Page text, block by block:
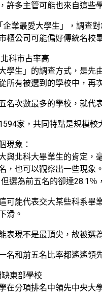
許多主管可能也來自這些
業最愛大學生」，調查
櫃公司可能偏好傳統名校
科市占率高
學生」的調查方式，是先
所有被選到的學校中，再
名次數最多的學校，就代
家，共同特點是規模
現象：
與北科大畢業生的肯定，
，也可以觀察出一些現象
選為前五名的卻達28.1％
可能代表交大某些科系
滑。
表現不是最頂尖，故被選
名和前五名比率都遙遙領
東部學校
在分項排名中領先中央大